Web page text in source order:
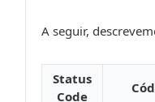
A seguir,
Status
Code